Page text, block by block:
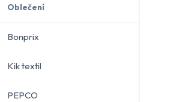
Oblečení
Bonprix
Kik textil
PEPCO